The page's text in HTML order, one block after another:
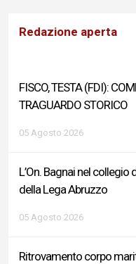
Redazione aperta
FISCO, TESTA (FDI):
TRAGUARDO STORICO
05 Agosto 2026
L’On. Bagnai nel
della Lega Abruzzo
05 Agosto 2026
Ritrovamento corpo